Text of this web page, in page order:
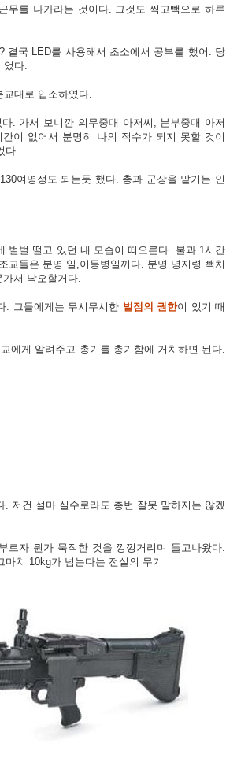
무를 나가라는 것이다. 그것도 찍고빽으로 하루
결국 LED를 사용해서 초소에서 공부를 했어 . 당
었다.
대로 입소하였다.
. 가서 보니깐 의무중대 아저씨, 본부중대 아저
이 없어서 분명히 나의 적수가 되지 못할 것이
다.
여명정도 되는듯 했다. 총과 군장을 맡기는 인
벌벌 떨고 있던 내 모습이 떠오른다. 불과 1시간
교들은 분명 일,이등병일꺼다. 분명 명지령 빽치
서 낙오할거다.
. 그들에게는 무시무시한 벌점의 권한이 있기 때
에게 알려주고 총기를 총기함에 거치하면 된다.
저건 설마 실수로라도 총번 잘못 말하지는 않겠
르자 뭔가 묵직한 것을 낑낑거리며 들고나왔다.
마치 10kg가 넘는다는 전설의 무기